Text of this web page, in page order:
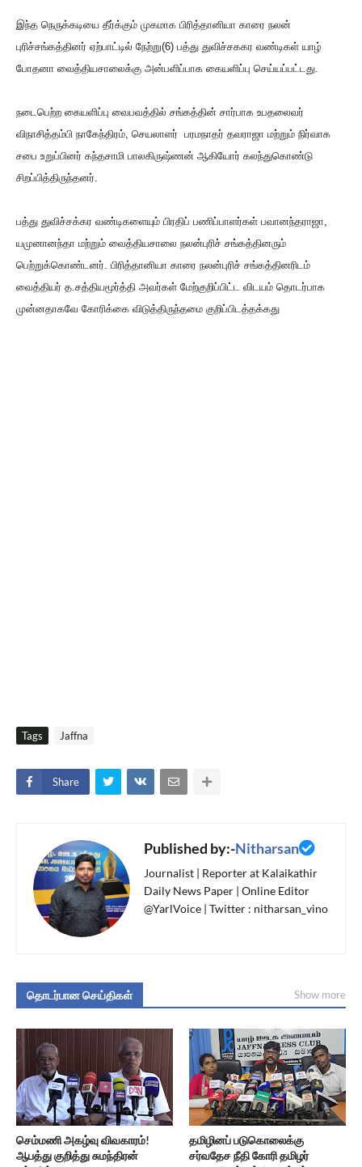
இந்த நெருக்கடியை தீர்க்கும் முகமாக பிரித்தானியா காரை நலன்
புரிச்சங்கத்தினர் ஏற்பாட்டில் நேற்று(6) பத்து துவிச்சககர வண்டிகள் யாழ்
போதனா வைத்தியசாலைக்கு அன்பளிப்பாக கையளிப்பு செய்யப்பட்டது.
நடைபெற்ற கையளிப்பு வைபவத்தில் சங்கத்தின் சார்பாக உபதலைவர்
விநாசித்தம்பி நாகேந்திரம், செயலாளர் பரமநாதர் தவராஜா மற்றும் நிர்வாக
சபை உறுப்பினர் கந்தசாமி பாலகிருஷ்ணன் ஆகியோர் கலந்துகொண்டு
சிறப்பித்திருந்தனர்.
பத்து துவிச்சக்கர வண்டிகளையும் பிரதிப் பணிப்பாளர்கள் பவானந்தராஜா,
யமுனானந்தா மற்றும் வைத்தியசாலை நலன்புரிச் சங்கத்தினரும்
பெற்றுக்கொண்டனர். பிரித்தானியா காரை நலன்புரிச் சங்கத்தினரிடம்
வைத்தியர் த.சத்தியமூர்த்தி அவர்கள் மேற்குறிப்பிட்ட விடயம் தொடர்பாக
முன்னதாகவே கோரிக்கை விடுத்திருந்தமை குறிப்பிடத்தக்கது
Tags Jaffna
Share
Published by:-Nitharsan
Journalist | Reporter at Kalaikathir
Daily News Paper | Online Editor
@YarlVoice | Twitter : nitharsan_vino
தொடர்பான செய்திகள் Show more
செம்மணி அகழ்வு விவகாரம்!
ஆபத்து குறித்து சுமந்திரன்
தமிழினப் படுகொலைக்கு
சர்வதேச நீதி கோரி தமிழர்